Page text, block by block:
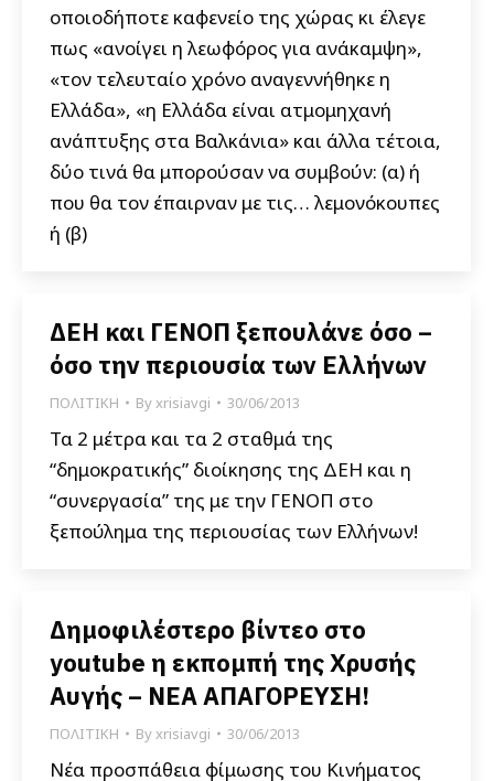
οποιοδήποτε καφενείο της χώρας κι έλεγε
πως «ανοίγει η λεωφόρος για ανάκαμψη»,
«τον τελευταίο χρόνο αναγεννήθηκε η
Ελλάδα», «η Ελλάδα είναι ατμομηχανή
ανάπτυξης στα Βαλκάνια» και άλλα τέτοια,
δύο τινά θα μπορούσαν να συμβούν: (α) ή
που θα τον έπαιρναν με τις… λεμονόκουπες
ή (β)
ΔΕΗ και ΓΕΝΟΠ ξεπουλάνε όσο –
όσο την περιουσία των Ελλήνων
ΠΟΛΙΤΙΚΗ Byxrisiavgi 30/06/2013
Τα 2 μέτρα και τα 2 σταθμά της
“δημοκρατικής” διοίκησης της ΔΕΗ και η
“συνεργασία” της με την ΓΕΝΟΠ στο
ξεπούλημα της περιουσίας των Ελλήνων!
Δημοφιλέστερο βίντεο στο
youtube η εκπομπή της Χρυσής
Αυγής – ΝΕΑ ΑΠΑΓΟΡΕΥΣΗ!
ΠΟΛΙΤΙΚΗ Byxrisiavgi 30/06/2013
Νέα προσπάθεια φίμωσης του Κινήματος